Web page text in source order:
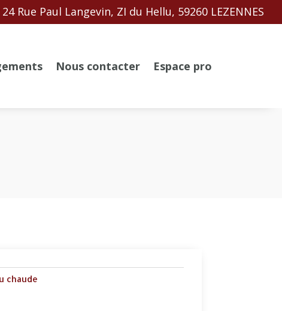
24 Rue Paul Langevin, ZI du Hellu, 59260 LEZENNES
Nous contacter Espace pro
chaude